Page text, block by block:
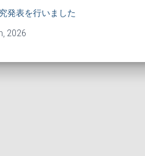
発表を行いました
2026